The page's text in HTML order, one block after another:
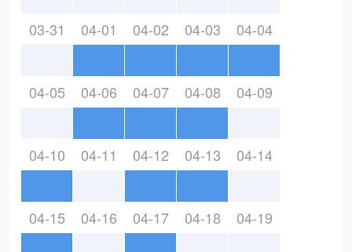
03-31 04-01 04-02 04-03 04-04
04-05 04-06 04-07 04-08 04-09
04-10 04-11 04-12 04-13 04-14
04-15 04-16 04-17 04-18 04-19